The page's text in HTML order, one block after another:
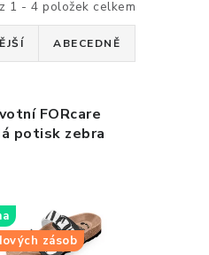
z 1 - 4 položek celkem
ABECEDNĚ
FORcare
potisk zebra
zásob